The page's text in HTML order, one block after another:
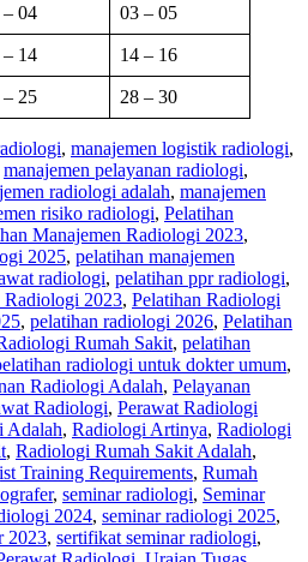
– 04 03 – 05
– 14 14 – 16
– 25 28 – 30
, manajemen logistik radiologi,
manajemen pelayanan radiologi,
radiologi adalah, manajemen
risiko radiologi, Pelatihan
Manajemen Radiologi 2023,
2025, pelatihan manajemen
radiologi, pelatihan ppr radiologi,
Radiologi 2023, Pelatihan Radiologi
, pelatihan radiologi 2026, Pelatihan
Rumah Sakit, pelatihan
radiologi untuk dokter umum,
Radiologi Adalah, Pelayanan
Radiologi, Perawat Radiologi
Adalah, Radiologi Artinya, Radiologi
, Radiologi Rumah Sakit Adalah,
Training Requirements, Rumah
, seminar radiologi, Seminar
2024, seminar radiologi 2025,
2023, sertifikat seminar radiologi,